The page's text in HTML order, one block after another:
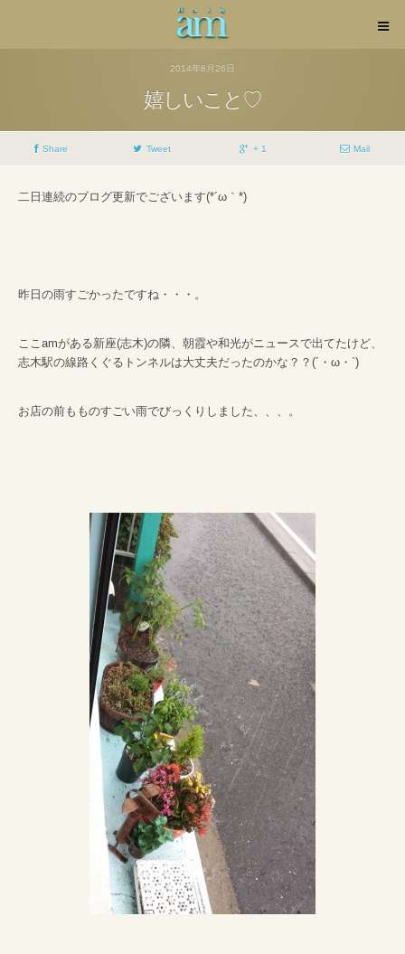
2014年6月26日
嬉しいこと♡
Share Tweet + 1 Mail
二日連続のブログ更新でございます(*´ω｀*)
昨日の雨すごかったですね・・・。
ここamがある新座(志木)の隣、朝霞や和光がニュースで出てたけど、
志木駅の線路くぐるトンネルは大丈夫だったのかな？？(´・ω・`)
お店の前もものすごい雨でびっくりしました、、、。